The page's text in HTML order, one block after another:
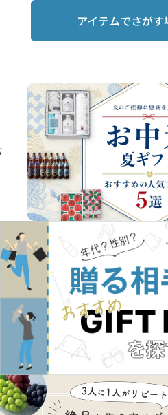
アイテムでさが